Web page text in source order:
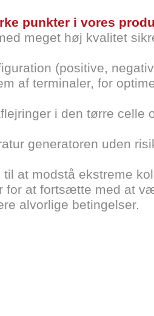
punkter i vores
meget høj kvalitet
(positive,
af terminaler, for
i den tørre celle
generatoren uden
at modstå ekstreme
for at fortsætte med at
alvorlige betingelser.